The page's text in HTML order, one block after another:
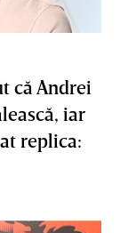
că Andrei
iar
replica: